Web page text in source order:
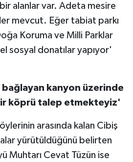
bir alanlar var. Adeta mesire
mevcut. Eğer tabiat parkı
Koruma ve Milli Parklar
sosyal donatılar yapıyor'
kanyon üzerinde
köprü talep etmekteyiz'
arasında kalan Cibiş
yürütüldüğünü belirten
Muhtarı Cevat Tüzün ise